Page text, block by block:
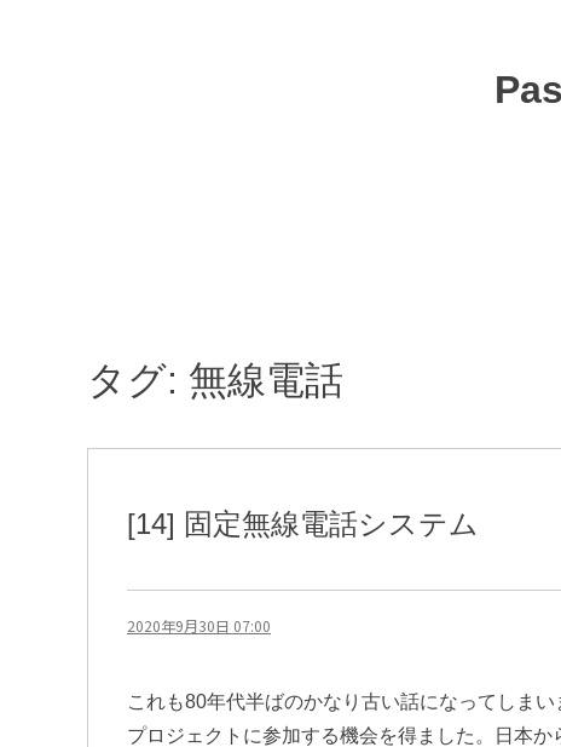
タグ: 無線電話
[14] 固定無線電話システム
2020年9月30日 07:00
これも80年代半ばのかなり古い話になってしま
プロジェクトに参加する機会を得ました。日本か